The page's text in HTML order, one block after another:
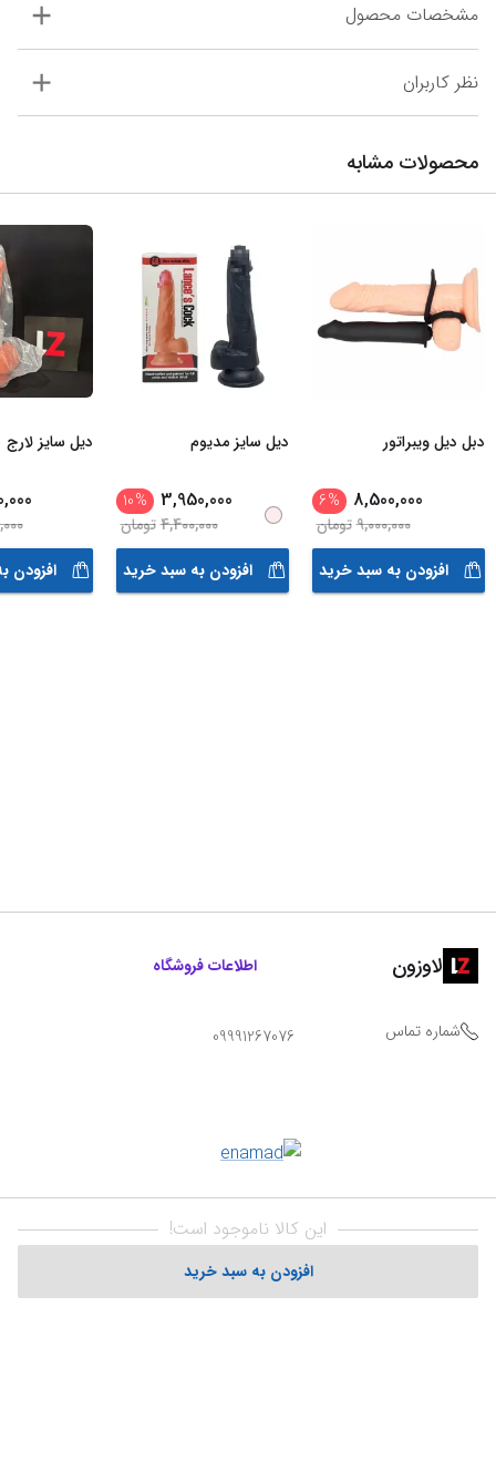
مشخصات محصول
نظر کاربران
محصولات مشابه
دبل دیل ویبراتور
8,500,000
%
6
9,000,000تومان
افزودن به سبد خرید
دیل سایز مدیوم
3,950,000
%
10
4,400,000تومان
افزودن به سبد خرید
دیل سایز لارج
افزودن
این کالا ناموجود است!
افزودن به سبد خرید
لاوزون اطلاعات فروشگاه
شماره تماس 09991267076